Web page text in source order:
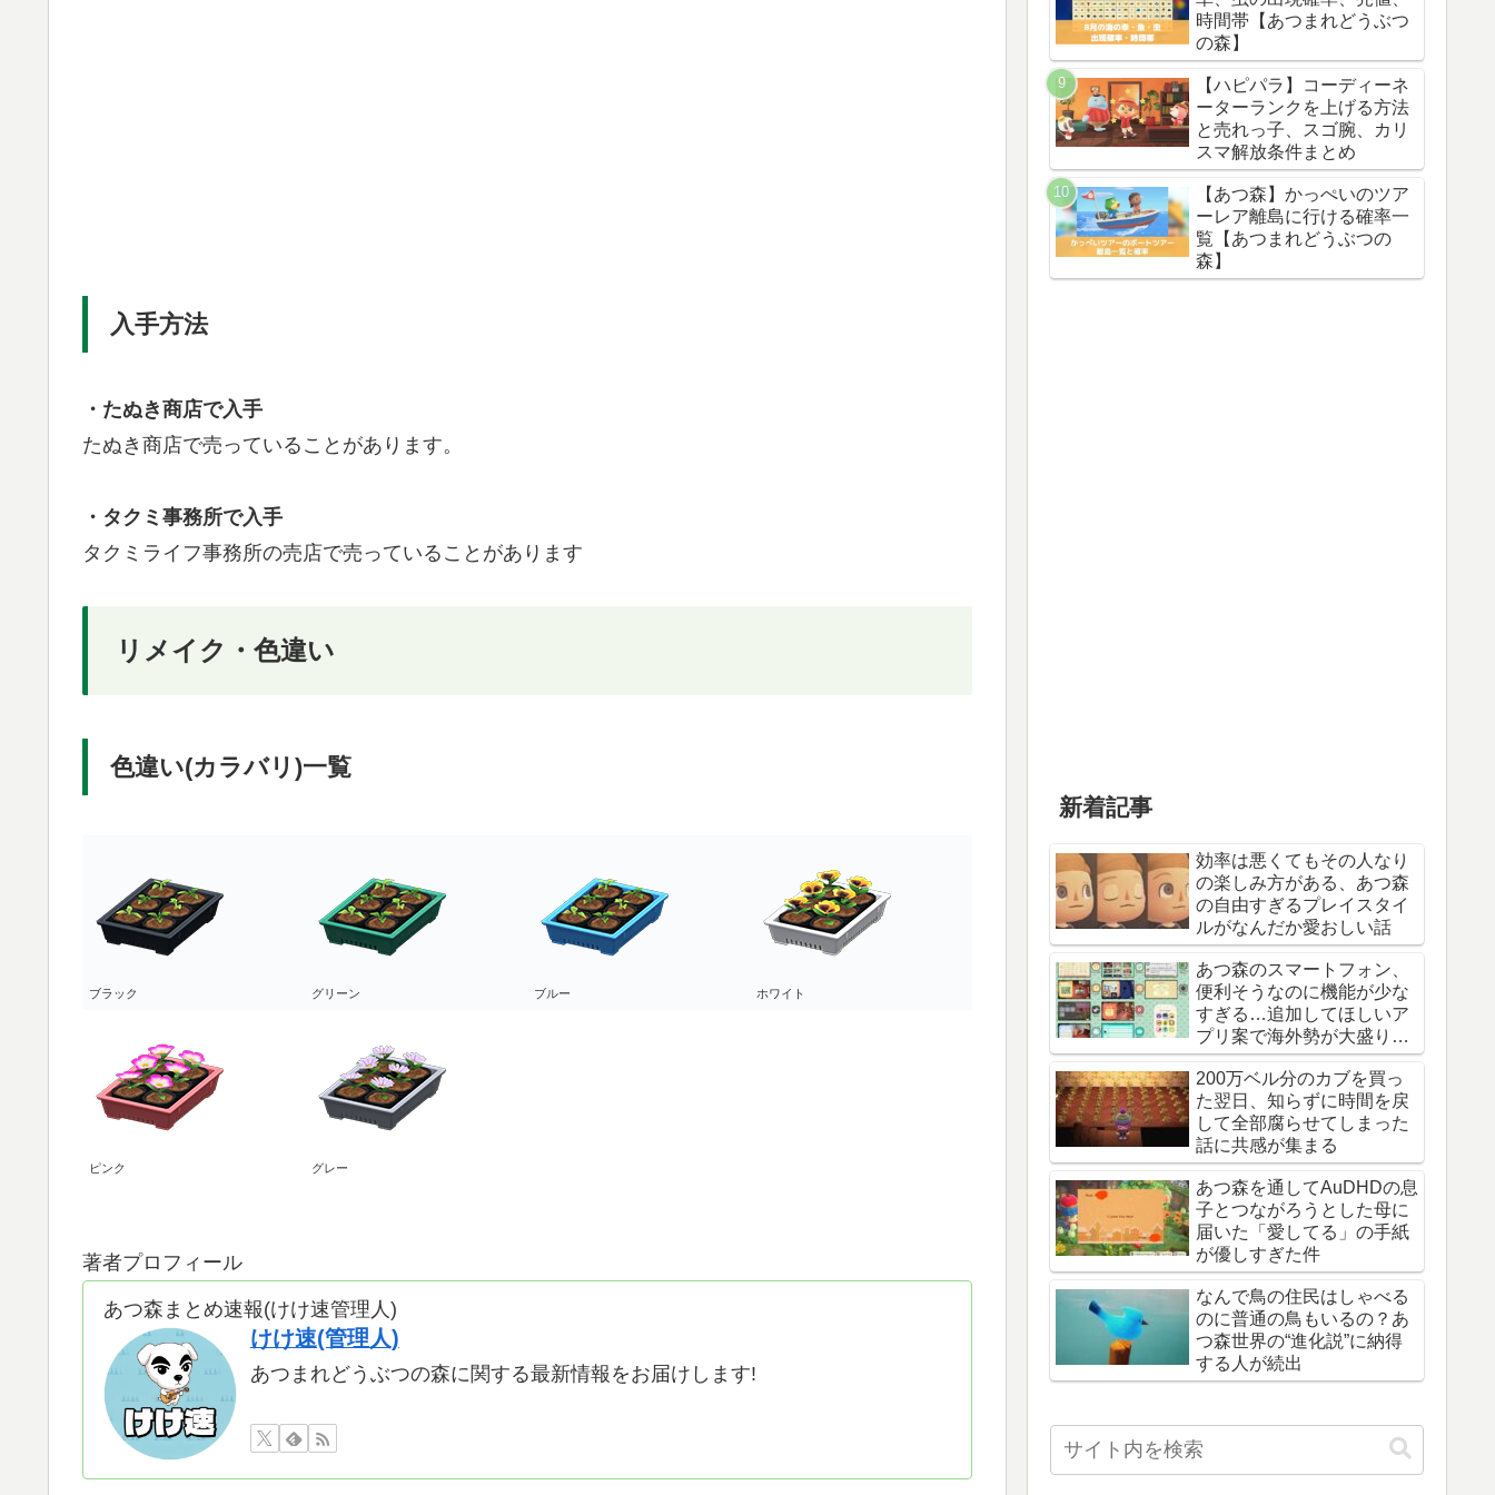
入手方法
・たぬき商店で入手
たぬき商店で売っていることがあります。
・タクミ事務所で入手
タクミライフ事務所の売店で売っていることがあります
リメイク・色違い
色違い(カラバリ)一覧
ブラック グリーン ブルー ホワイト
ピンク グレー
著者プロフィール
あつ森まとめ速報(けけ速管理人)
けけ速(管理人)
あつまれどうぶつの森に関する最新情報をお届けします!
時間帯【あつまれどうぶつ
の森】
【ハピパラ】コーディーネ
ーターランクを上げる方法
と売れっ子、スゴ腕、カリ
スマ解放条件まとめ
【あつ森】かっぺいのツア
ーレア離島に行ける確率一
覧【あつまれどうぶつの
森】
新着記事
効率は悪くてもその人なり
の楽しみ方がある、あつ森
の自由すぎるプレイスタイ
ルがなんだか愛おしい話
あつ森のスマートフォン、
便利そうなのに機能が少な
すぎる…追加してほしいア
プリ案で海外勢が大盛り上
がり
200万ベル分のカブを買っ
た翌日、知らずに時間を戻
して全部腐らせてしまった
話に共感が集まる
あつ森を通してAuDHDの息
子とつながろうとした母に
届いた「愛してる」の手紙
が優しすぎた件
なんで鳥の住民はしゃべる
のに普通の鳥もいるの？あ
つ森世界の“進化説”に納得
する人が続出